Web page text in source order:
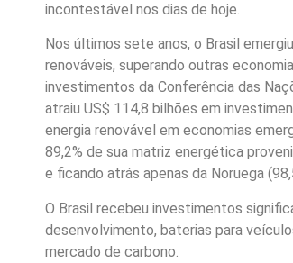
incontestável nos dias de hoje.
Nos últimos sete anos, o Brasil
renováveis, superando outras
investimentos da Conferência das
atraiu US$ 114,8 bilhões em
energia renovável em economias
89,2% de sua matriz energética
e ficando atrás apenas da Noruega
O Brasil recebeu investimentos
desenvolvimento, baterias para
mercado de carbono.